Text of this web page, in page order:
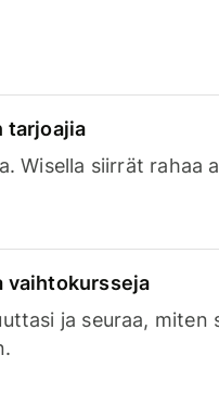
tarjoajia
Wisella siirrät rahaa
vaihtokursseja
ja seuraa, miten